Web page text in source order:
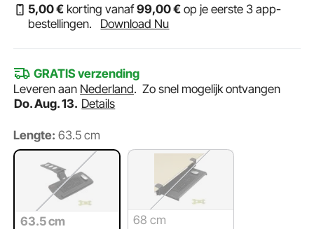
5,00€ korting vanaf99,00€ op je eerste 3 app-
bestellingen.
Download Nu
GRATIS verzending
Leveren aan Nederland.Zo snel mogelijk ontvangen
Do. Aug. 13. Details
Lengte: 63.5 cm
63.5 cm 68 cm